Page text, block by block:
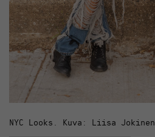
NYC Looks. Kuva: Liisa Jokinen